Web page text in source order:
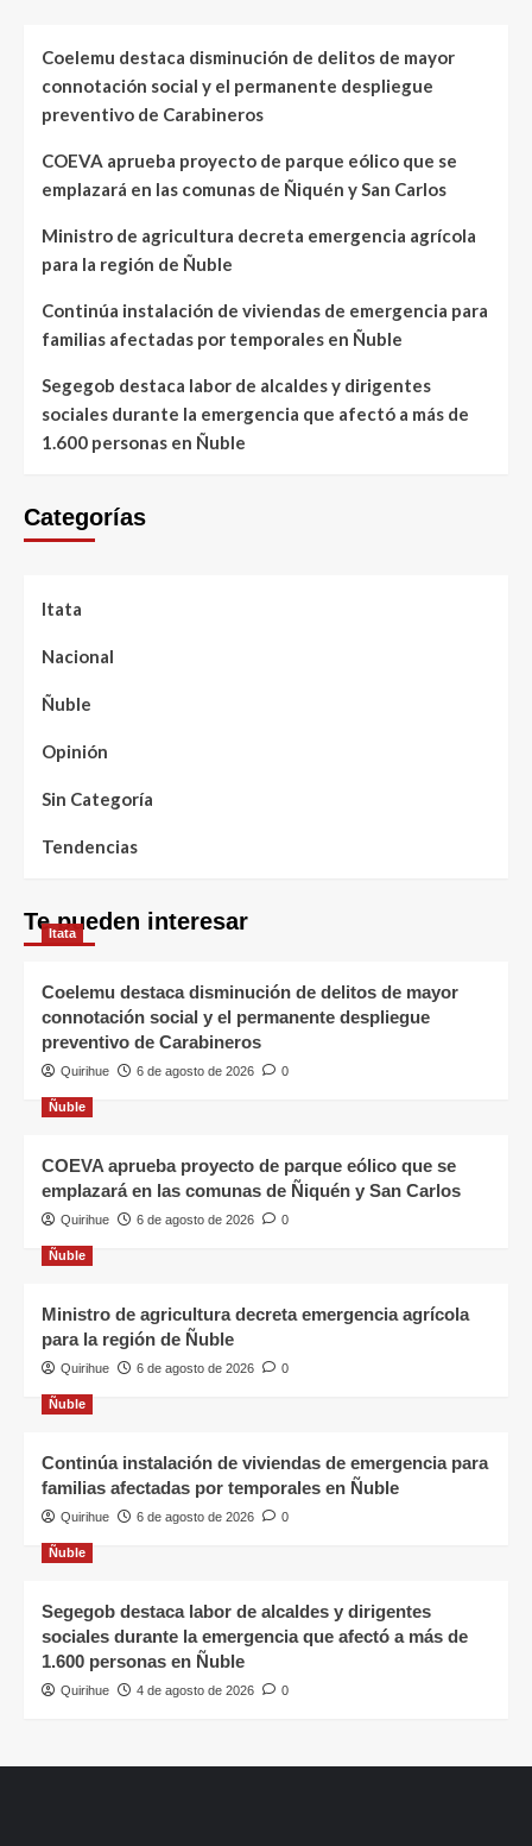
Coelemu destaca disminución de delitos de mayor
connotación social y el permanente despliegue
preventivo de Carabineros
COEVA aprueba proyecto de parque eólico que se
emplazará en las comunas de Ñiquén y San Carlos
Ministro de agricultura decreta emergencia agrícola
para la región de Ñuble
Continúa instalación de viviendas de emergencia para
familias afectadas por temporales en Ñuble
Segegob destaca labor de alcaldes y dirigentes
sociales durante la emergencia que afectó a más de
1.600 personas en Ñuble
Categorías
Itata
Nacional
Ñuble
Opinión
Sin Categoría
Tendencias
Te pueden interesar
Itata
Coelemu destaca disminución de delitos de mayor
connotación social y el permanente despliegue
preventivo de Carabineros
Quirihue 6 de agosto de 2026 0
Ñuble
COEVA aprueba proyecto de parque eólico que se
emplazará en las comunas de Ñiquén y San Carlos
Quirihue 6 de agosto de 2026 0
Ñuble
Ministro de agricultura decreta emergencia agrícola
para la región de Ñuble
Quirihue 6 de agosto de 2026 0
Ñuble
Continúa instalación de viviendas de emergencia para
familias afectadas por temporales en Ñuble
Quirihue 6 de agosto de 2026 0
Ñuble
Segegob destaca labor de alcaldes y dirigentes
sociales durante la emergencia que afectó a más de
1.600 personas en Ñuble
Quirihue 4 de agosto de 2026 0